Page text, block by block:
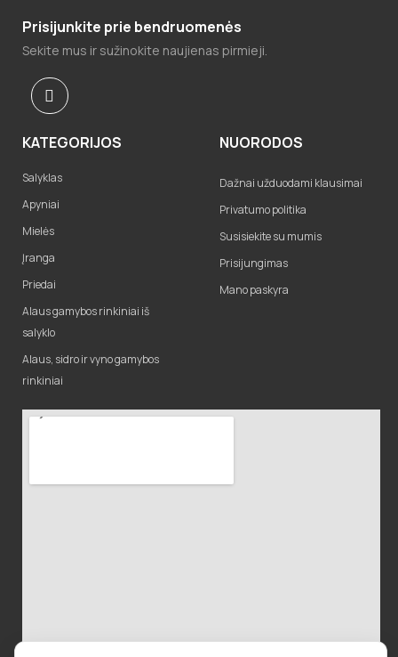
Prisijunkite prie bendruomenės
Sekite mus ir sužinokite naujienas pirmieji.
KATEGORIJOS
Salyklas
Apyniai
Mielės
Įranga
Priedai
Alaus gamybos rinkiniai iš
salyklo
Alaus, sidro ir vyno gamybos
rinkiniai
NUORODOS
Dažnai užduodami klausimai
Privatumo politika
Susisiekite su mumis
Prisijungimas
Mano paskyra